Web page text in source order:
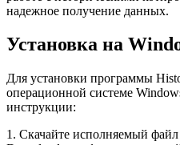
надежное получение данных.
Установка на
Для установки программы
операционной системе
инструкции:
1. Скачайте исполняемый